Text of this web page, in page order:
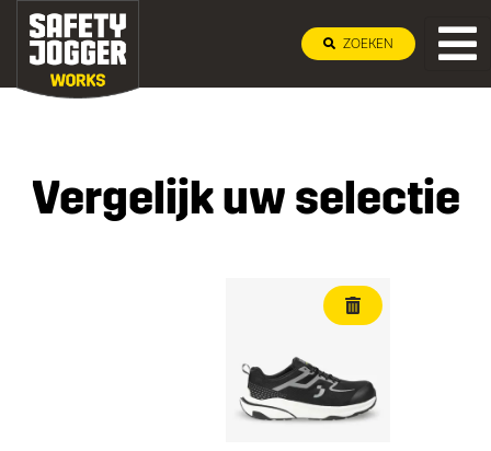
ZOEKEN
Vergelijk uw selectie